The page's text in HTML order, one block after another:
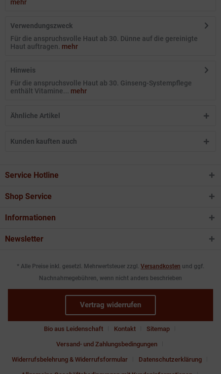
mehr
Verwendungszweck
Für die anspruchsvolle Haut ab 30. Dünne auf die gereinigte
Haut auftragen. mehr
Hinweis
Für die anspruchsvolle Haut ab 30. Ginseng-Systempflege
enthält Vitamine... mehr
Ähnliche Artikel
Kunden kauften auch
Service Hotline
Shop Service
Informationen
Newsletter
* Alle Preise inkl. gesetzl. Mehrwertsteuer zzgl. Versandkosten und ggf.
Nachnahmegebühren, wenn nicht anders beschrieben
Vertrag widerrufen
Bio aus Leidenschaft Kontakt Sitemap
Versand- und Zahlungsbedingungen
Widerrufsbelehrung & Widerrufsformular Datenschutzerklärung